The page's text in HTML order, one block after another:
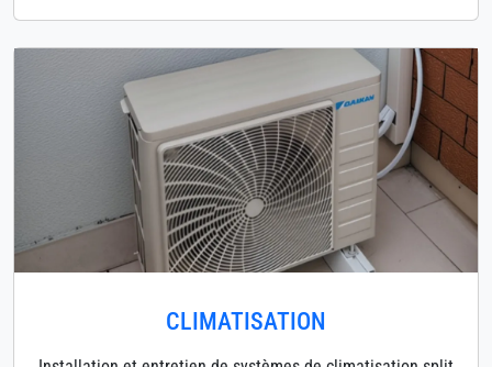
CLIMATISATION